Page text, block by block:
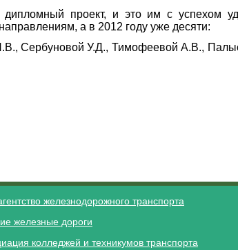
проект, и это им с успехом
а в 2012 году уже десяти:
Сербуновой У.Д., Тимофеевой А.В.,
железнодорожного транспорта
железные дороги
колледжей и техникумов транспорта